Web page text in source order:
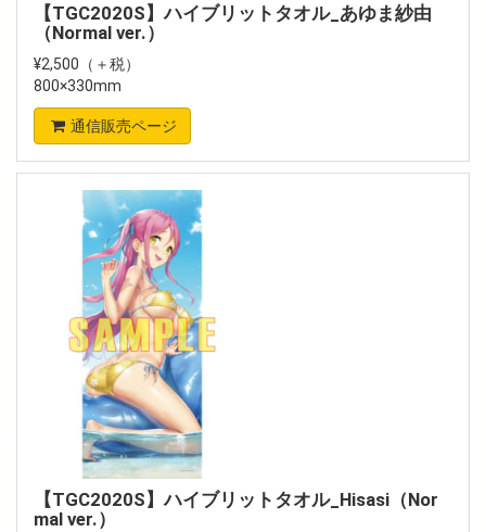
【TGC2020S】ハイブリットタオル_あゆま紗由
（Normal ver.）
¥2,500（＋税）
800×330mm
通信販売ページ
【TGC2020S】ハイブリットタオル_Hisasi（Nor
mal ver.）